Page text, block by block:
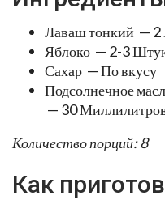
Лаваш тонкий —
Яблоко — 2-3
Сахар — По вкусу
Подсолнечное
— 30
Количество порций: 8
Как